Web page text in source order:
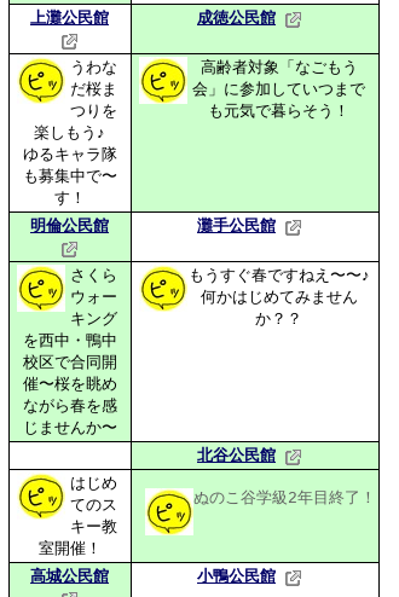
上灘公民館 成徳公民館
うわな
だ桜ま
つりを
楽しもう♪
ゆるキャラ隊
も募集中で〜
す！
高齢者対象「なごもう
会」に参加していつまで
も元気で暮らそう！
明倫公民館 灘手公民館
さくら
ウォー
キング
を西中・鴨中
校区で合同開
催〜桜を眺め
ながら春を感
じませんか〜
もうすぐ春ですねえ〜〜♪
何かはじめてみません
か？？
北谷公民館
はじめ
てのス
キー教
室開催！
ぬのこ谷学級2年目終了！
高城公民館 小鴨公民館